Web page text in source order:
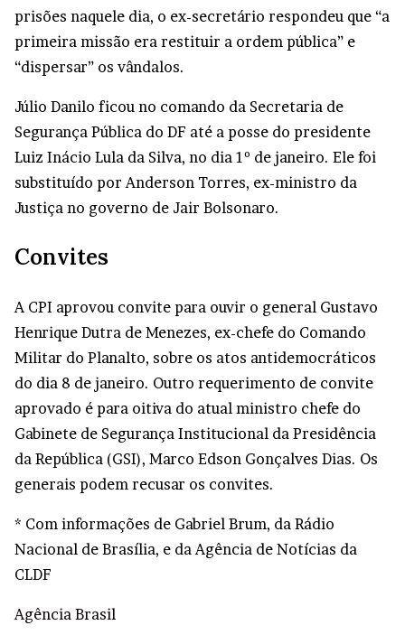
prisões naquele dia, o ex-secretário respondeu que “a
primeira missão era restituir a ordem pública” e
“dispersar” os vândalos.
Júlio Danilo ficou no comando da Secretaria de
Segurança Pública do DF até a posse do presidente
Luiz Inácio Lula da Silva, no dia 1º de janeiro. Ele foi
substituído por Anderson Torres, ex-ministro da
Justiça no governo de Jair Bolsonaro.
Convites
A CPI aprovou convite para ouvir o general Gustavo
Henrique Dutra de Menezes, ex-chefe do Comando
Militar do Planalto, sobre os atos antidemocráticos
do dia 8 de janeiro. Outro requerimento de convite
aprovado é para oitiva do atual ministro chefe do
Gabinete de Segurança Institucional da Presidência
da República (GSI), Marco Edson Gonçalves Dias. Os
generais podem recusar os convites.
* Com informações de Gabriel Brum, da Rádio
Nacional de Brasília, e da Agência de Notícias da
CLDF
Agência Brasil